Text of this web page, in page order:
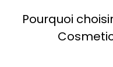
Pourquoi